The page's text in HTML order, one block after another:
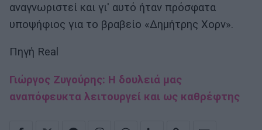
αναγνωριστεί και γι' αυτό ήταν πρόσφατα
υποψήφιος για το βραβείο «Δημήτρης Χορν».
Πηγή Real
Γιώργος Ζυγούρης: Η δουλειά μας
αναπόφευκτα λειτουργεί και ως καθρέφτης